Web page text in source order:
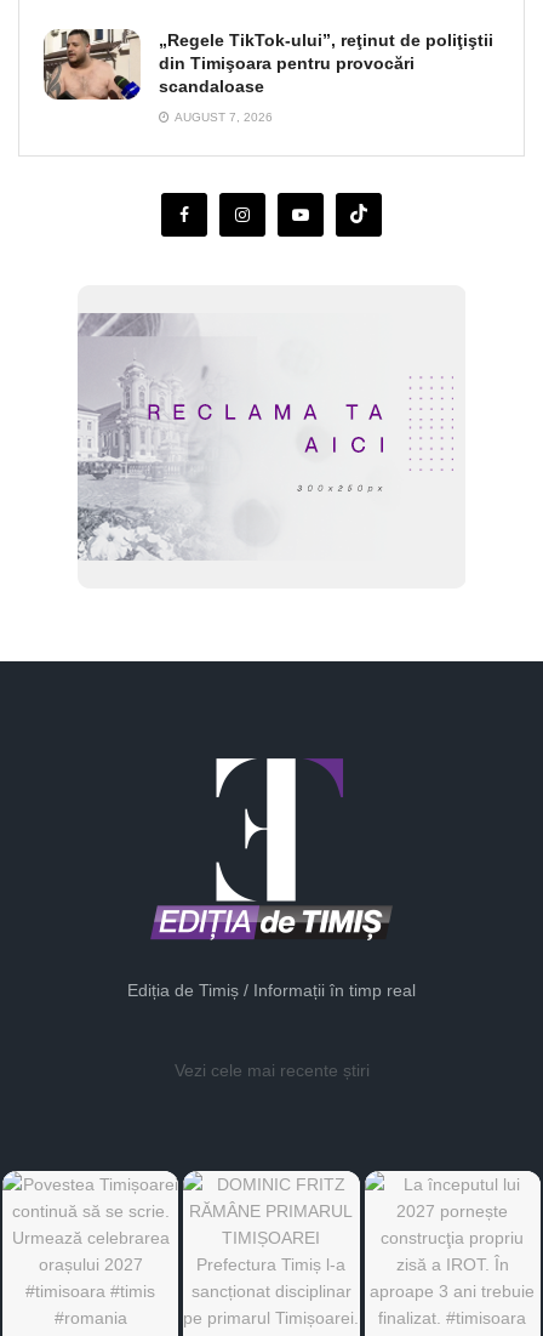
„Regele TikTok-ului”, reţinut de poliţiştii
din Timişoara pentru provocări
scandaloase
AUGUST 7, 2026
Ediția de Timiș / Informații în timp real
Vezi cele mai recente știri